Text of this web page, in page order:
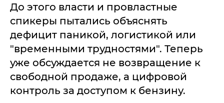
До этого власти и провластные
спикеры пытались объяснять
дефицит паникой, логистикой или
"временными трудностями". Теперь
уже обсуждается не возвращение к
свободной продаже, а цифровой
контроль за доступом к бензину.